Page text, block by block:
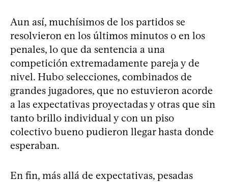
Aun así, muchísimos de los partidos se
resolvieron en los últimos minutos o en los
penales, lo que da sentencia a una
competición extremadamente pareja y de
nivel. Hubo selecciones, combinados de
grandes jugadores, que no estuvieron acorde
a las expectativas proyectadas y otras que sin
tanto brillo individual y con un piso
colectivo bueno pudieron llegar hasta donde
esperaban.
En fin, más allá de expectativas, pesadas